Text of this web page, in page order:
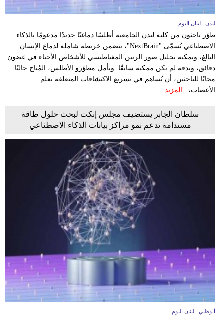
لندن ـ لبنان اليوم
طوّر باحثون من كلية لندن الجامعية أطلسًا دماغيًا جديدًا مدعومًا بالذكاء
الاصطناعي يُسمّى "NextBrain"، يتضمن خريطة شاملة لدماغ الإنسان
البالغ، ويمكنه تحليل صور الرنين المغناطيسي للأشخاص الأحياء في غضون
دقائق، وبدقة لم تكن ممكنة سابقًا. ويأمل مطوّرو الأطلس، المُتاح حاليًا
مجانًا للباحثين، أن يُساهم في تسريع الاكتشافات المتعلقة بعلم
الأعصاب،... المزيد
سلطان الجابر يستضيف مجلس إنكت لبحث حلول طاقة
مستدامة تدعم نمو مراكز بيانات الذكاء الاصطناعي
أبوظبي ـ لبنان اليوم